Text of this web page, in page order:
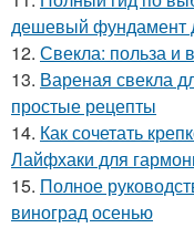
дешевый фундамент
12. Свекла: польза и
13. Вареная свекла
простые рецепты
14. Как сочетать
Лайфхаки для
15. Полное
виноград осенью